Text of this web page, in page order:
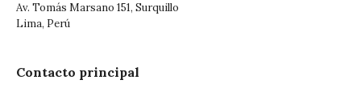
Av. Tomás Marsano 151, Surquillo
Lima, Perú
Contacto principal